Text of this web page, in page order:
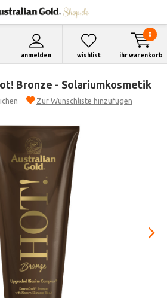
anmelden wishlist ihr warenkorb
0
Bronze - Solariumkosmetik
Zur Wunschliste hinzufügen